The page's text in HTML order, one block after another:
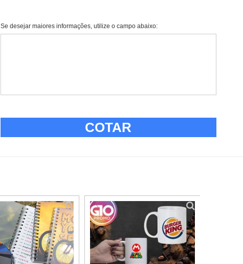
Se desejar maiores informações, utilize o campo abaixo:
COTAR